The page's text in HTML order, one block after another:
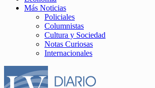
Más Noticias
Policiales
Columnistas
Cultura y Sociedad
Notas Curiosas
Internacionales